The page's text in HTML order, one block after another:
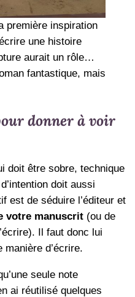
première inspiration
une histoire
aurait un rôle…
fantastique, mais
donner à voir
doit être sobre, technique
doit aussi
est de séduire l’éditeur et
votre manuscrit (ou de
Il faut donc lui
d’écrire.
seule note
ai réutilisé quelques